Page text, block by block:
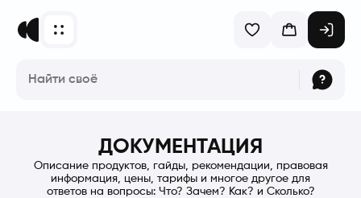
ДОКУМЕНТАЦИЯ
Описание продуктов, гайды, рекомендации, правовая
информация, цены, тарифы и многое другое для
ответов на вопросы: Что? Зачем? Как? и Сколько?